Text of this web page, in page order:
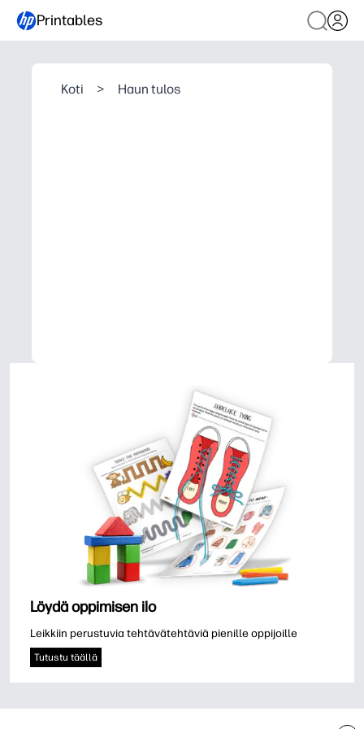
Printables
Koti > Haun tulos
Löydä oppimisen ilo
Leikkiin perustuvia tehtävätehtäviä pienille oppijoille
Tutustu täällä